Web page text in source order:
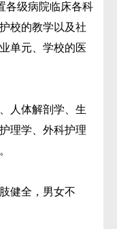
各级病院临床各科
校的教学以及社
单元、学校的医
人体解剖学、生
理学、外科护理
健全，男女不